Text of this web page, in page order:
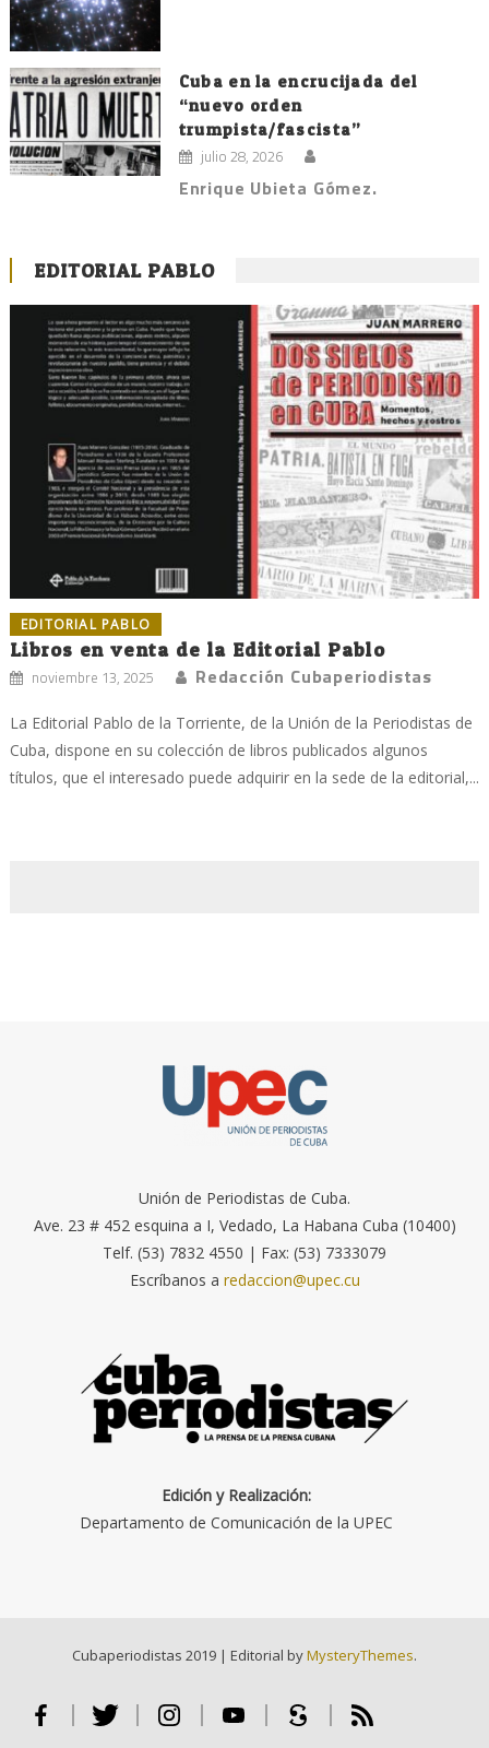
Cuba en la encrucijada del
“nuevo orden
trumpista/fascista”
julio 28, 2026
Enrique Ubieta Gómez.
EDITORIAL PABLO
EDITORIAL PABLO
Libros en venta de la Editorial Pablo
noviembre 13, 2025 Redacción Cubaperiodistas
La Editorial Pablo de la Torriente, de la Unión de la Periodistas de
Cuba, dispone en su colección de libros publicados algunos
títulos, que el interesado puede adquirir en la sede de la editorial,...
Unión de Periodistas de Cuba.
Ave. 23 # 452 esquina a I, Vedado, La Habana Cuba (10400)
Telf. (53) 7832 4550 | Fax: (53) 7333079
Escríbanos a redaccion@upec.cu
Edición y Realización:
Departamento de Comunicación de la UPEC
Cubaperiodistas 2019 | Editorial byMysteryThemes.